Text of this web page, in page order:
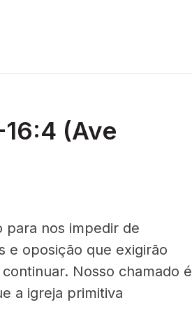
(Ave
para nos impedir de
e oposição que exigirão
Nosso chamado é
a igreja primitiva